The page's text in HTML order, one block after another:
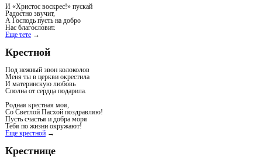
И «Христос воскрес!» пускай
Радостно звучит,
А Господь пусть на добро
Нас благословит.
Еще тете →
Крестной
Под нежный звон колоколов
Меня ты в церкви окрестила
И материнскую любовь
Сполна от сердца подарила.
Родная крестная моя,
Со Светлой Пасхой поздравляю!
Пусть счастья и добра моря
Тебя по жизни окружают!
Еще крестной →
Крестнице